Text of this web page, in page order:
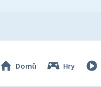
Domů Hry